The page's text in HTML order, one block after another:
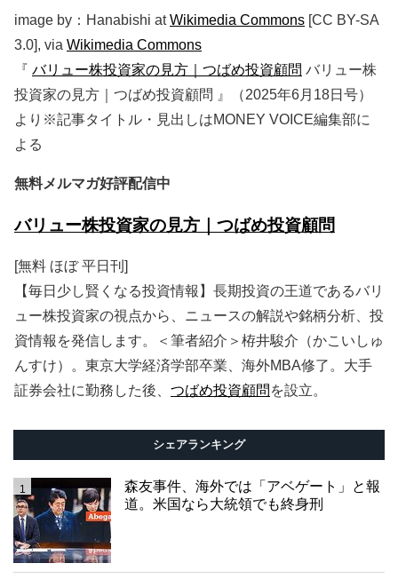
image by：Hanabishi atWikimedia Commons [CC BY-SA
3.0], via Wikimedia Commons
『 バリュー株投資家の見方｜つばめ投資顧問 バリュー株
投資家の見方｜つばめ投資顧問 』（2025年6月18日号）
より※記事タイトル・見出しはMONEY VOICE編集部に
よる
無料メルマガ好評配信中
バリュー株投資家の見方｜つばめ投資顧問
[無料 ほぼ 平日刊]
【毎日少し賢くなる投資情報】長期投資の王道であるバリ
ュー株投資家の視点から、ニュースの解説や銘柄分析、投
資情報を発信します。＜筆者紹介＞栫井駿介（かこいしゅ
んすけ）。東京大学経済学部卒業、海外MBA修了。大手
証券会社に勤務した後、 つばめ投資顧問 を設立。
シェアランキング
1
森友事件、海外では「アベゲート」と報
道。米国なら大統領でも終身刑